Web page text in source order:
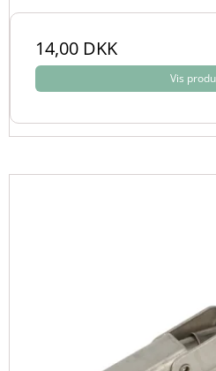
14,00 DKK
Vis